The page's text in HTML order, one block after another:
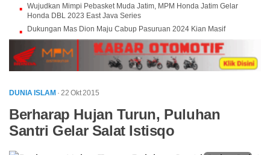
Wujudkan Mimpi Pebasket Muda Jatim, MPM Honda Jatim Gelar
Honda DBL 2023 East Java Series
Dukungan Mas Dion Maju Cabup Pasuruan 2024 Kian Masif
DUNIA ISLAM · 22 Okt 2015
Berharap Hujan Turun, Puluhan
Santri Gelar Salat Istisqo